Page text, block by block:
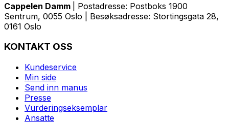
Cappelen Damm
| Postadresse: Postboks 1900
Sentrum, 0055 Oslo | Besøksadresse: Stortingsgata 28,
0161 Oslo
KONTAKT OSS
Kundeservice
Min side
Send inn manus
Presse
Vurderingseksemplar
Ansatte